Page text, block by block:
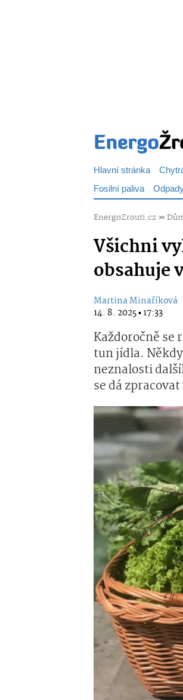
Hlavní stránka
Fosilní paliva
EnergoZrouti.cz»
Všichni
obsahuje
Martina Minaříková
14. 8. 2025 ▪ 17:33
Každoročně
tun jídla.
neznalosti
se dá